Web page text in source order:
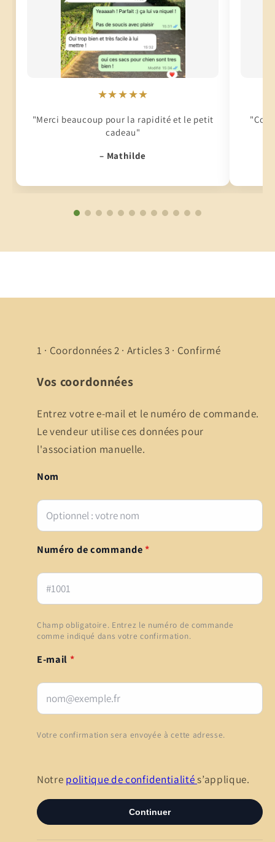
★★★★★
"Merci beaucoup pour la rapidité et le petit
cadeau"
– Mathilde